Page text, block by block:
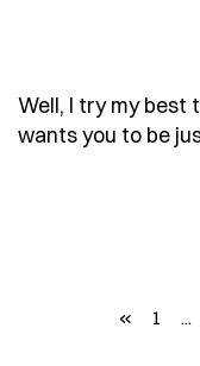
Well, I try my best
wants you to be
«zurück
1 ...